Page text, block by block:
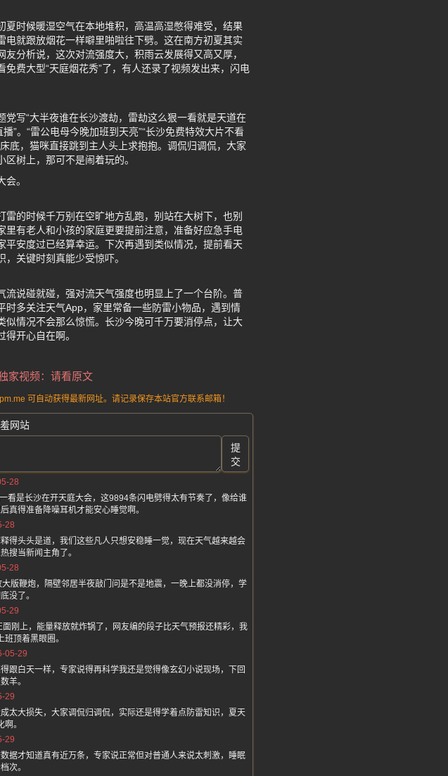
时候暖湿空气在本地堆积，高温高湿憋得难受，结果
就跟放烟花一样噼里啪啦往下劈。这在南方初夏其实
分析说，这次对流强度大，积雨云发展得又高又厚，
费大型“天庭烟花秀”了，有人还录了视频发出来，闪电
写“大半夜谁在长沙渡劫，雷劫这么狠一看就是天道在
”。“雷公电母今晚加班到天亮”“长沙免费特效大片不看
底，猫咪直接跳到主人头上求抱抱。调侃归调侃，大家
树上，那可不是闹着玩的。
。
的时候千万别在空旷地方乱跑，别站在大树下，也别
有老人和小孩的家庭更要提前注意，准备好应急手电
安度过已经算幸运。下次再遇到类似情况，提前看天
关键时刻真能少受惊吓。
说碰就碰，强对流天气强度也明显上了一个台阶。普
多关注天气App，家里常备一些防雷小物品，遇到情
情况不会那么惊慌。长沙今晚可千万要消停点，让大
开心自在啊。
家视频：请看原文
可自动获得最新网址。请记录保存本站官方联系邮箱！
网站
提
交
28
看是长沙在开天庭大会，这9894条闪电劈得太有节奏了，像给谁
真得准备降噪耳机才能安心睡觉啊。
28
得头头是道，我们这些凡人只想安稳睡一觉，现在天气越来越会
搜当新闻主角了。
28
版鞭炮，隔壁邻居半夜敲门问是不是地震，一晚上都没消停，学
没了。
29
刚上，能量释放就炸锅了，网友编的段子比天气预报还精彩，我
顶着黑眼圈。
05-29
跟白天一样，专家说得再科学我还是觉得像玄幻小说现场，下回
羊。
29
太大损失，大家调侃归调侃，实际还是得学着点防雷知识，夏天
。
29
据才知道真有近万条，专家说正常但对普通人来说太刺激，睡眠
次。